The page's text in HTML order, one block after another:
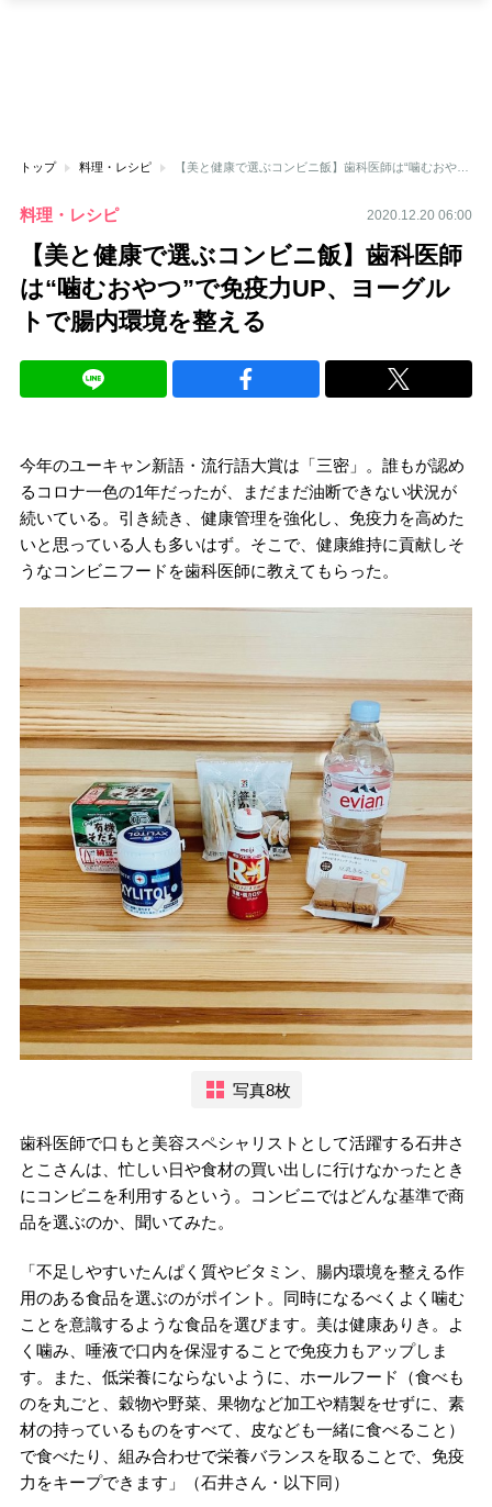
トップ 料理・レシピ 【美と健康で選ぶコンビニ飯】歯科医師は“噛むおやつ”で免疫力UP、ヨーグルトで腸内環境を整える
料理・レシピ 2020.12.20 06:00
【美と健康で選ぶコンビニ飯】歯科医師
は“噛むおやつ”で免疫力UP、ヨーグル
トで腸内環境を整える
今年のユーキャン新語・流行語大賞は「三密」。誰もが認め
るコロナ一色の1年だったが、まだまだ油断できない状況が
続いている。引き続き、健康管理を強化し、免疫力を高めた
いと思っている人も多いはず。そこで、健康維持に貢献しそ
うなコンビニフードを歯科医師に教えてもらった。
写真8枚
歯科医師で口もと美容スペシャリストとして活躍する石井さ
とこさんは、忙しい日や食材の買い出しに行けなかったとき
にコンビニを利用するという。コンビニではどんな基準で商
品を選ぶのか、聞いてみた。
「不足しやすいたんぱく質やビタミン、腸内環境を整える作
用のある食品を選ぶのがポイント。同時になるべくよく噛む
ことを意識するような食品を選びます。美は健康ありき。よ
く噛み、唾液で口内を保湿することで免疫力もアップしま
す。また、低栄養にならないように、ホールフード（食べも
のを丸ごと、穀物や野菜、果物など加工や精製をせずに、素
材の持っているものをすべて、皮なども一緒に食べること）
で食べたり、組み合わせで栄養バランスを取ることで、免疫
力をキープできます」（石井さん・以下同）